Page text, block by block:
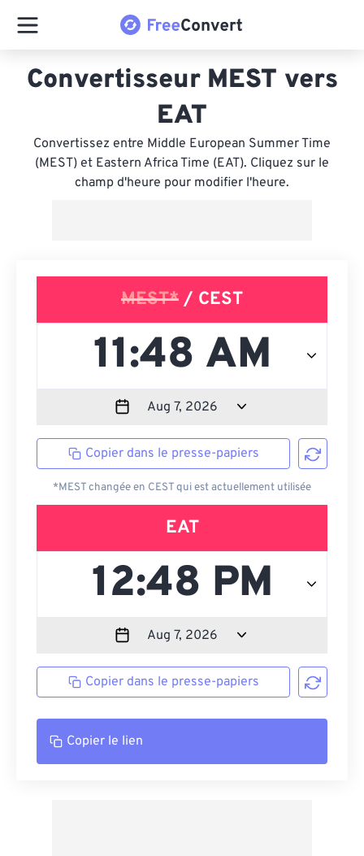
Convertisseur MEST vers
EAT
Convertissez entre Middle European Summer Time
(MEST) et Eastern Africa Time (EAT). Cliquez sur le
champ d'heure pour modifier l'heure.
MEST* / CEST
Copier dans le presse-papiers
*MEST changée en CEST qui est actuellement utilisée
EAT
Copier dans le presse-papiers
Copier le lien